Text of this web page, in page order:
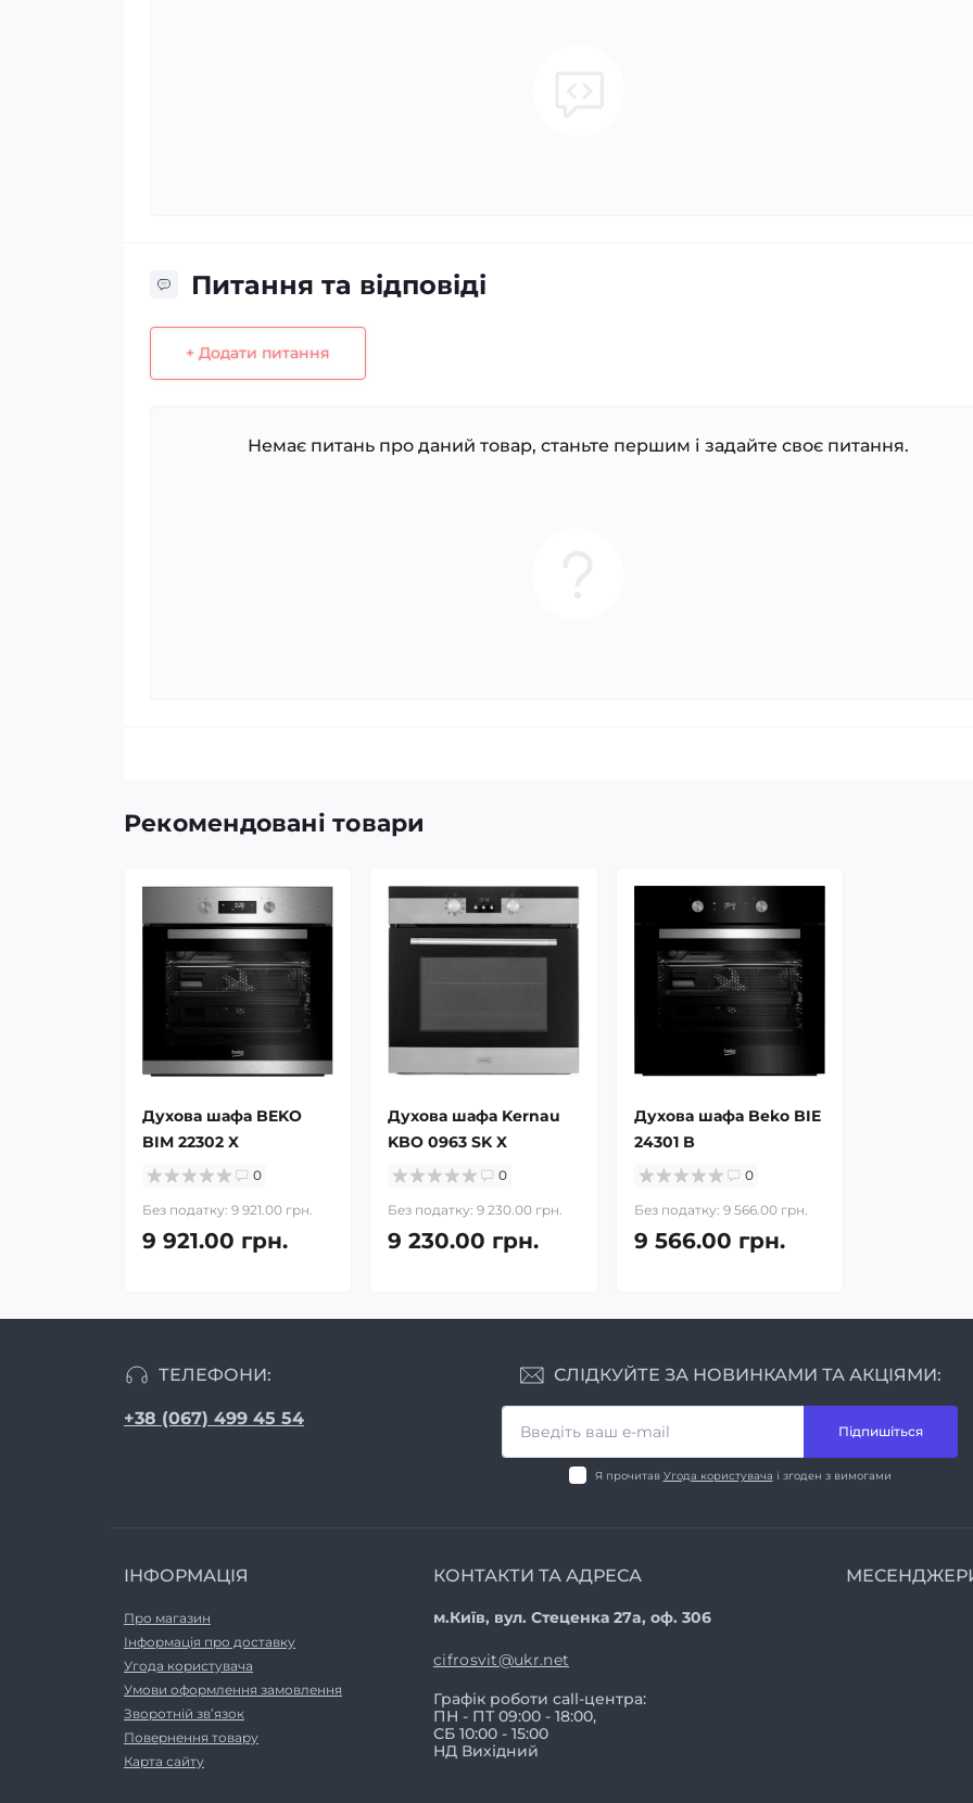
Питання та відповіді
+ Додати питання
Немає питань про даний товар, станьте першим і задайте своє питання.
Рекомендовані товари
Духова шафа BEKO
BIM 22302 X
0
Без податку: 9 921.00 грн.
9 921.00 грн.
Духова шафа Kernau
KBO 0963 SK X
0
Без податку: 9 230.00 грн.
9 230.00 грн.
Духова шафа Beko BIE
24301 B
0
Без податку: 9 566.00 грн.
9 566.00 грн.
ТЕЛЕФОНИ:
+38 (067) 499 45 54
СЛІДКУЙТЕ ЗА НОВИНКАМИ ТА АКЦІЯМИ:
Підпишіться
Я прочитав Угода користувача і згоден з вимогами
ІНФОРМАЦІЯ
Про магазин
Інформація про доставку
Угода користувача
Умови оформлення замовлення
Зворотній зв’язок
Повернення товару
Карта сайту
КОНТАКТИ ТА АДРЕСА
м.Київ, вул. Стеценка 27a, оф. 306
cifrosvit@ukr.net
Графік роботи call-центра:
ПН - ПТ 09:00 - 18:00,
СБ 10:00 - 15:00
НД Вихідний